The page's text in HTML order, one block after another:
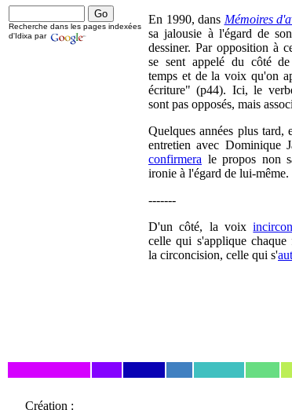
En 1990, dans Mémoires
sa jalousie à l'égard de
dessiner. Par opposition à
se sent appelé du côté
temps et de la voix qu'on
écriture" (p44). Ici, le
sont pas opposés, mais
Quelques années plus tard,
entretien avec Dominique
confirmera le propos non
ironie à l'égard de lui-même.
-------
D'un côté, la voix
celle qui s'applique chaque
la circoncision, celle qui s'
Recherche dans les pages indexées
d'Idixa par
Création :